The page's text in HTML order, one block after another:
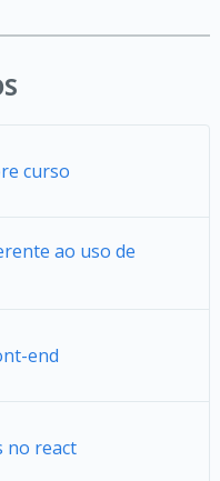
curso
ao uso de
end
no react